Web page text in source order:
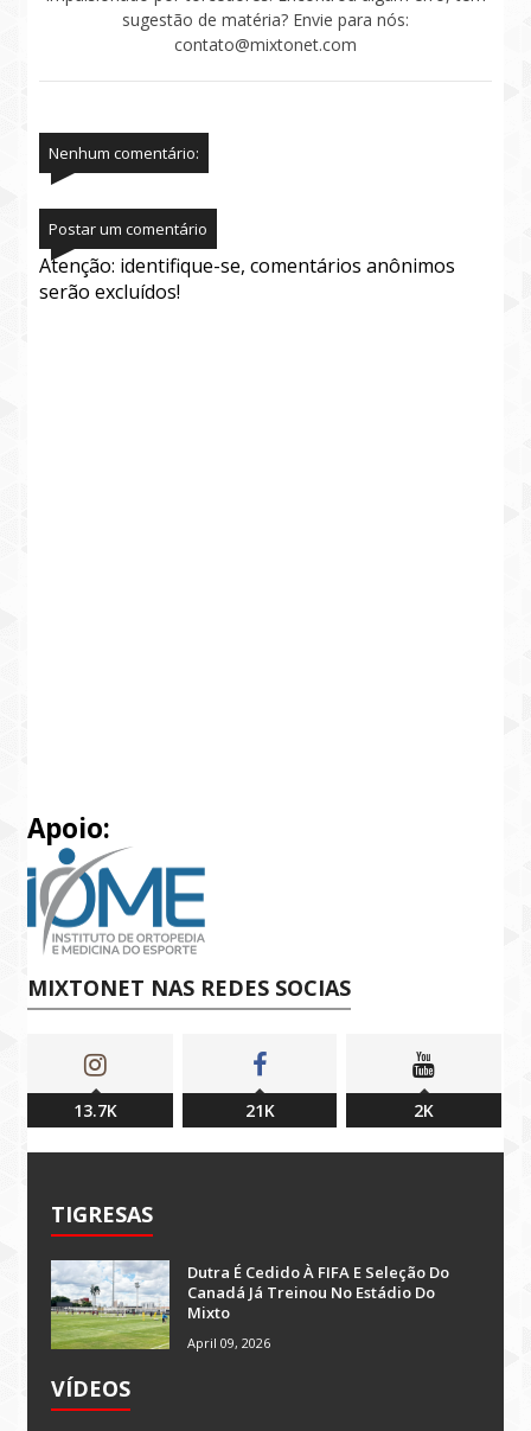
sugestão de matéria? Envie para nós:
contato@mixtonet.com
Nenhum comentário:
Postar um comentário
Atenção: identifique-se, comentários anônimos
serão excluídos!
Apoio:
MIXTONET NAS REDES SOCIAS
13.7K 21K 2K
TIGRESAS
Dutra É Cedido À FIFA E Seleção Do
Canadá Já Treinou No Estádio Do
Mixto
April 09, 2026
VÍDEOS